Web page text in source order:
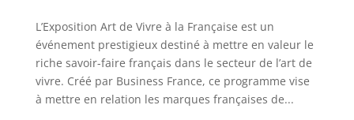
L’Exposition Art de Vivre à la Française est un
événement prestigieux destiné à mettre en valeur le
riche savoir-faire français dans le secteur de l’art de
vivre. Créé par Business France, ce programme vise
à mettre en relation les marques françaises de...